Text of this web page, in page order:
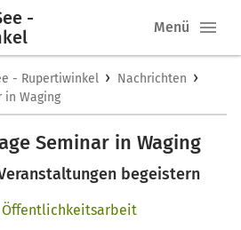
-
Menü
- Rupertiwinkel › Nachrichten ›
in Waging
Seminar in Waging
begeistern
Öffentlichkeitsarbeit